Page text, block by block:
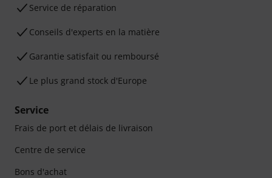
Service de réparation
Conseils d'experts en la matière
Garantie satisfait ou remboursé
Le plus grand stock d'Europe
Service
Frais de port et délais de livraison
Centre de service
Bons d'achat